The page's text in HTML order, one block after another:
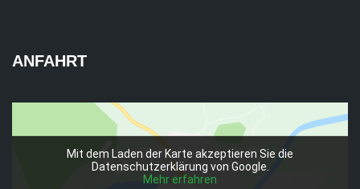
ANFAHRT
Mit dem Laden der Karte akzeptieren Sie die
Datenschutzerklärung von Google.
Mehr erfahren